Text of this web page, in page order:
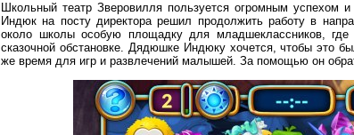
Школьный театр Зверовилля пользуется огромным
Индюк на посту директора решил продолжить работу в
около школы особую площадку для младшеклассников,
сказочной обстановке. Дядюшке Индюку хочется, чтобы это
же время для игр и развлечений малышей. За помощью он